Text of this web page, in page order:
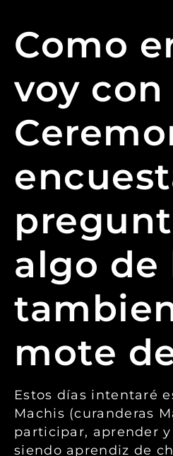
Como
voy
algo de
mote
Estos días intentaré
Machis (curanderas
participar, aprender
siendo aprendiz de